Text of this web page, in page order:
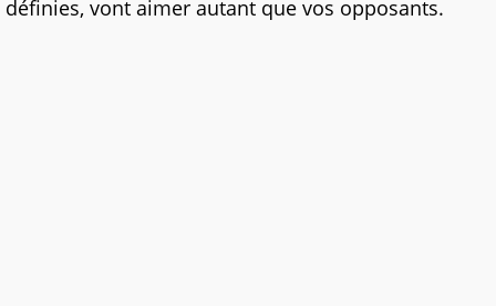
définies, vont aimer autant que vos opposants.